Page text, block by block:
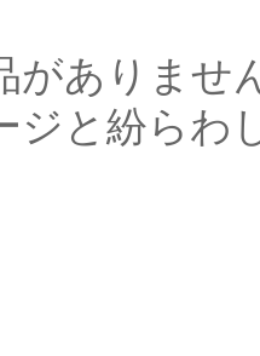
がありませ
ジと紛らわ